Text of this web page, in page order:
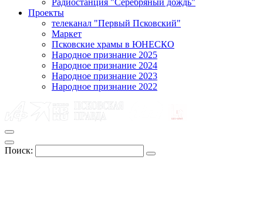
Радиостанция "Серебряный дождь"
Проекты
телеканал "Первый Псковский"
Маркет
Псковские храмы в ЮНЕСКО
Народное признание 2025
Народное признание 2024
Народное признание 2023
Народное признание 2022
Поиск: